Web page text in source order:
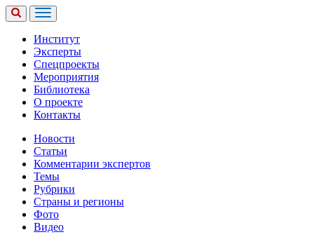
Институт
Эксперты
Спецпроекты
Мероприятия
Библиотека
О проекте
Контакты
Новости
Статьи
Комментарии экспертов
Темы
Рубрики
Страны и регионы
Фото
Видео